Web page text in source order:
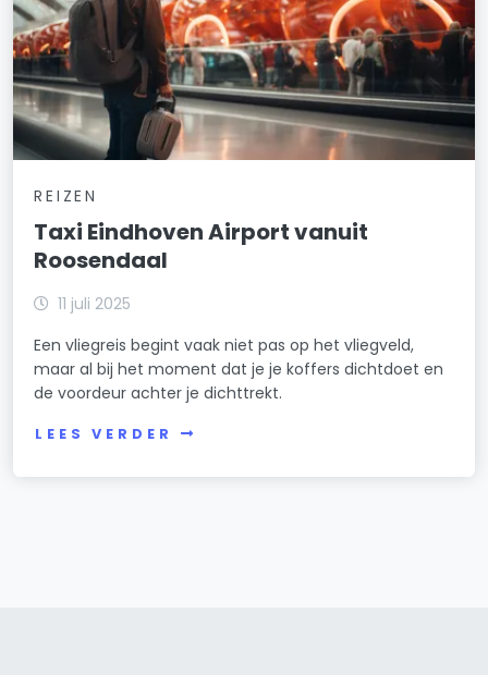
REIZEN
Taxi Eindhoven Airport vanuit
Roosendaal
11 juli 2025
Een vliegreis begint vaak niet pas op het vliegveld,
maar al bij het moment dat je je koffers dichtdoet en
de voordeur achter je dichttrekt.
LEES VERDER